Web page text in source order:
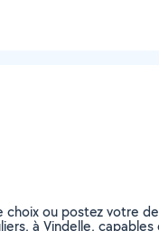
ou postez votre
à Vindelle,